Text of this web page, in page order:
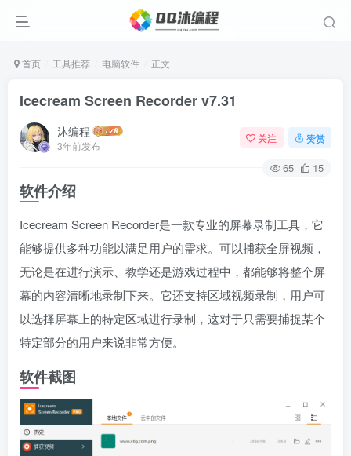
首页 工具推荐 电脑软件 正文
Icecream Screen Recorder v7.31
沐编程
3年前发布
关注 赞赏
65 15
软件介绍
Icecream Screen Recorder是一款专业的屏幕录制工具，它
能够提供多种功能以满足用户的需求。可以捕获全屏视频，
无论是在进行演示、教学还是游戏过程中，都能够将整个屏
幕的内容清晰地录制下来。它还支持区域视频录制，用户可
以选择屏幕上的特定区域进行录制，这对于只需要捕捉某个
特定部分的用户来说非常方便。
软件截图